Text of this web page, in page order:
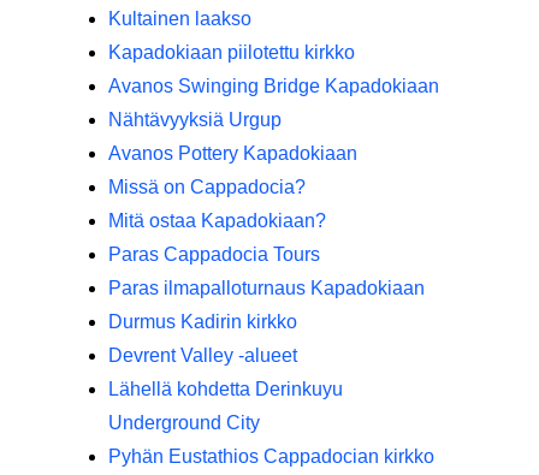
Kultainen laakso
Kapadokiaan piilotettu kirkko
Avanos Swinging Bridge Kapadokiaan
Nähtävyyksiä Urgup
Avanos Pottery Kapadokiaan
Missä on Cappadocia?
Mitä ostaa Kapadokiaan?
Paras Cappadocia Tours
Paras ilmapalloturnaus Kapadokiaan
Durmus Kadirin kirkko
Devrent Valley -alueet
Lähellä kohdetta Derinkuyu
Underground City
Pyhän Eustathios Cappadocian kirkko